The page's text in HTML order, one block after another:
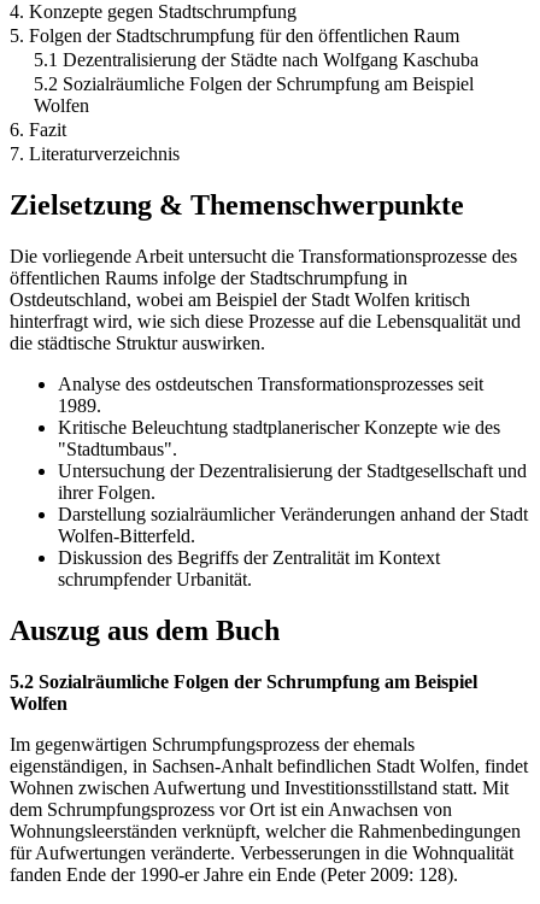
4. Konzepte gegen Stadtschrumpfung
5. Folgen der Stadtschrumpfung für den öffentlichen Raum
5.1 Dezentralisierung der Städte nach Wolfgang Kaschuba
5.2 Sozialräumliche Folgen der Schrumpfung am Beispiel
Wolfen
6. Fazit
7. Literaturverzeichnis
Zielsetzung & Themenschwerpunkte
Die vorliegende Arbeit untersucht die Transformationsprozesse des
öffentlichen Raums infolge der Stadtschrumpfung in
Ostdeutschland, wobei am Beispiel der Stadt Wolfen kritisch
hinterfragt wird, wie sich diese Prozesse auf die Lebensqualität und
die städtische Struktur auswirken.
Analyse des ostdeutschen Transformationsprozesses seit
1989.
Kritische Beleuchtung stadtplanerischer Konzepte wie des
"Stadtumbaus".
Untersuchung der Dezentralisierung der Stadtgesellschaft und
ihrer Folgen.
Darstellung sozialräumlicher Veränderungen anhand der Stadt
Wolfen-Bitterfeld.
Diskussion des Begriffs der Zentralität im Kontext
schrumpfender Urbanität.
Auszug aus dem Buch
5.2 Sozialräumliche Folgen der Schrumpfung am Beispiel
Wolfen
Im gegenwärtigen Schrumpfungsprozess der ehemals
eigenständigen, in Sachsen-Anhalt befindlichen Stadt Wolfen, findet
Wohnen zwischen Aufwertung und Investitionsstillstand statt. Mit
dem Schrumpfungsprozess vor Ort ist ein Anwachsen von
Wohnungsleerständen verknüpft, welcher die Rahmenbedingungen
für Aufwertungen veränderte. Verbesserungen in die Wohnqualität
fanden Ende der 1990-er Jahre ein Ende (Peter 2009: 128).